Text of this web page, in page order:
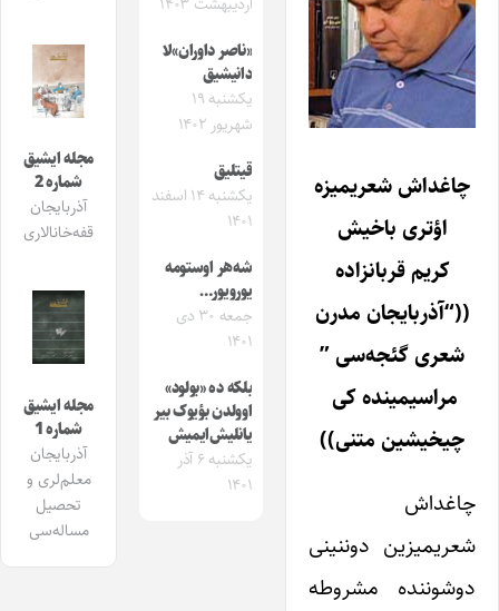
چاغداش شعریمیزه
اؤتری باخیش
کریم قربانزاده
((“آذربایجان مدرن
شعری گئجه‌سی ”
مراسیمینده کی ‌
چیخیشین متنی))
چاغداش
شعریمیزین دوننینی
دوشوننده مشروطه
«ناصر داوران»لا
دانیشیق
یکشنبه ۱۹
شهریور ۱۴۰۲
قیتلیق
یکشنبه ۱۴ اسفند
۱۴۰۱
شه‌هر اوستومه
یورویور…
جمعه ۳۰ دی
۱۴۰۱
بلکه ده «بولود»
اوولدن بؤیوک بیر
یانلیش‌ایمیش
یکشنبه ۶ آذر
۱۴۰۱
مجله ایشیق
شماره 2
آذربایجان
قفه‌خانالاری
مجله ایشیق
شماره 1
آذربایجان
معلم‌لری و
تحصیل
مساله‌سی